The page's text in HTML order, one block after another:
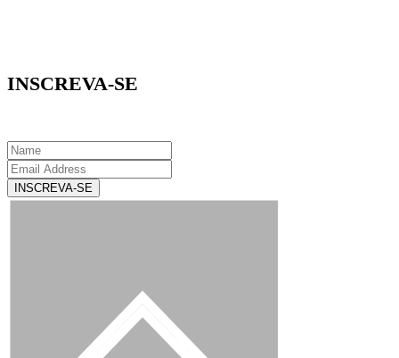
INSCREVA-SE
INSCREVA-SE